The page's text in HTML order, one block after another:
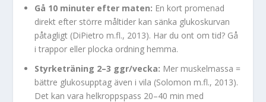
Gå 10 minuter efter maten: En kort promenad
direkt efter större måltider kan sänka glukoskurvan
påtagligt (DiPietro m.fl., 2013). Har du ont om tid? Gå
i trappor eller plocka ordning hemma.
Styrketräning 2–3 ggr/vecka: Mer muskelmassa =
bättre glukosupptag även i vila (Solomon m.fl., 2013).
Det kan vara helkroppspass 20–40 min med